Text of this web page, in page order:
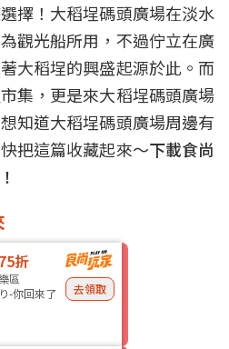
擇！大稻埕碼頭廣場在淡水
觀光船所用，不過佇立在廣
大稻埕的興盛起源於此。而
集，更是來大稻埕碼頭廣場
知道大稻埕碼頭廣場周邊有
把這篇收藏起來～下載食尚
折
區
-你回來了
去領取